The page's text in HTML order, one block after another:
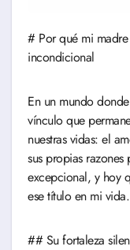
# Por qué mi
incondicional
En un mundo
vínculo que
nuestras vidas: el
sus propias
excepcional, y hoy
ese título en mi vida.
## Su fortaleza